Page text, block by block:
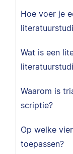
Hoe voer je
Wat is een
Waarom is
scriptie?
Op welke
toepassen?